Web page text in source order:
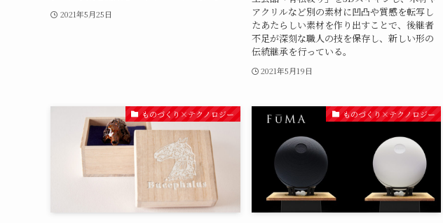
2021年5月25日
アクリルなど別の素材に凹凸や質感を転写し
たあたらしい素材を作り出すことで、後継者
不足が深刻な職人の技を保存し、新しい形の
伝統継承を行っている。
2021年5月19日
ものづくり×テクノロジー ものづくり×テクノロジー